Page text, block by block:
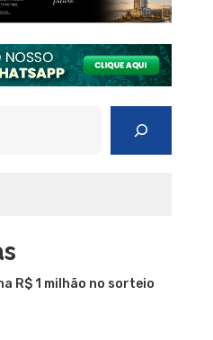
R$ 1 milhão no sorteio